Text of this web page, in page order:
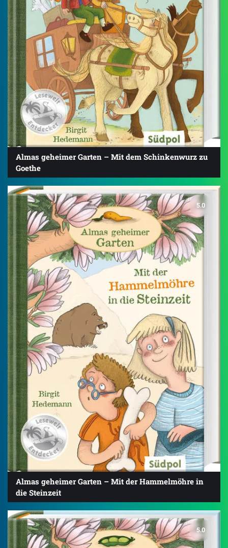
Almas geheimer Garten – Mit dem Schinkenwurz zu
Goethe
5.0
Almas geheimer Garten – Mit der Hammelmöhre in
die Steinzeit
5.0